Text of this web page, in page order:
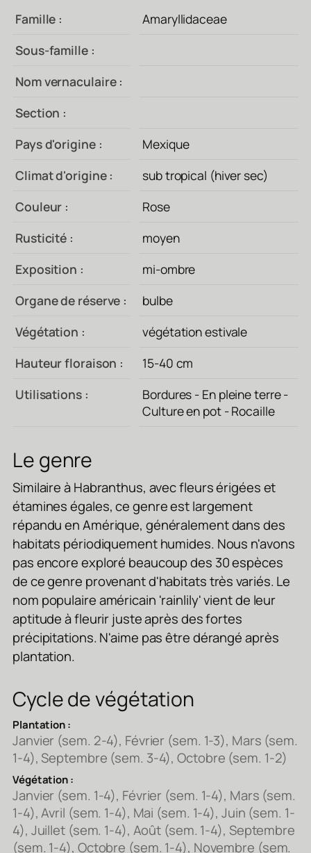
Famille :
Amaryllidaceae
Sous-famille :
Nom vernaculaire :
Section :
Pays d'origine :
Mexique
Climat d'origine :
sub tropical (hiver sec)
Couleur :
Rose
Rusticité :
moyen
Exposition :
mi-ombre
Organe de réserve :
bulbe
Végétation :
végétation estivale
Hauteur floraison :
15-40 cm
Utilisations :
Bordures - En pleine terre -
Culture en pot - Rocaille
Le genre
Similaire à Habranthus, avec fleurs érigées et
étamines égales, ce genre est largement
répandu en Amérique, généralement dans des
habitats périodiquement humides. Nous n'avons
pas encore exploré beaucoup des 30 espèces
de ce genre provenant d'habitats très variés. Le
nom populaire américain 'rainlily' vient de leur
aptitude à fleurir juste après des fortes
précipitations. N'aime pas être dérangé après
plantation.
Cycle de végétation
Plantation :
Janvier (sem. 2-4), Février (sem. 1-3), Mars (sem.
1-4), Septembre (sem. 3-4), Octobre (sem. 1-2)
Végétation :
Janvier (sem. 1-4), Février (sem. 1-4), Mars (sem.
1-4), Avril (sem. 1-4), Mai (sem. 1-4), Juin (sem. 1-
4), Juillet (sem. 1-4), Août (sem. 1-4), Septembre
(sem. 1-4), Octobre (sem. 1-4), Novembre (sem.